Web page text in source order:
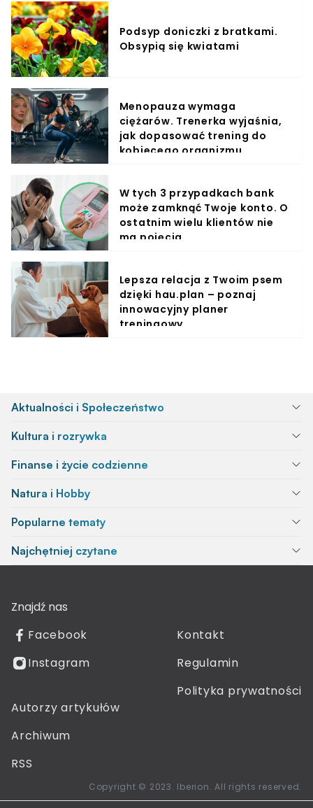
Podsyp doniczki z bratkami.
Obsypią się kwiatami
Menopauza wymaga
ciężarów. Trenerka wyjaśnia,
jak dopasować trening do
kobiecego organizmu
W tych 3 przypadkach bank
może zamknąć Twoje konto. O
ostatnim wielu klientów nie
ma pojęcia
Lepsza relacja z Twoim psem
dzięki hau.plan – poznaj
innowacyjny planer
treningowy
Aktualności i Społeczeństwo
Kultura i rozrywka
Finanse i życie codzienne
Natura i Hobby
Popularne tematy
Najchętniej czytane
Znajdź nas
Facebook
Instagram
Kontakt
Regulamin
Polityka prywatności
Autorzy artykułów
Archiwum
RSS
Copyright © 2023. Iberion. All rights reserved.